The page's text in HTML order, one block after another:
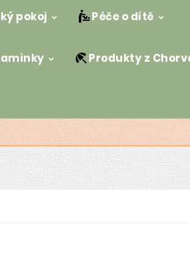
pokoj Péče o dítě
Produkty z